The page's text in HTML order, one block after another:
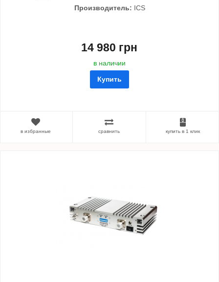
Производитель: ICS
14 980 грн
в наличии
Купить
в избранные сравнить купить в 1 клик